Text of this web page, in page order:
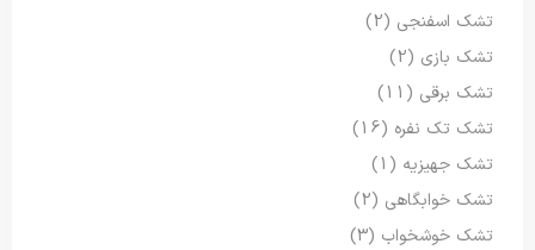
تشک اسفنجی (2)
تشک بازی (2)
تشک برقی (11)
تشک تک نفره (16)
تشک جهیزیه (1)
تشک خوابگاهی (2)
تشک خوشخواب (3)